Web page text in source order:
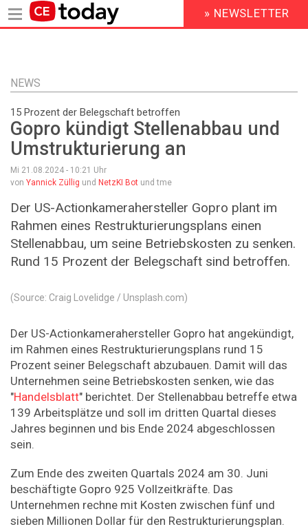
Inhalt
HEADER
MENU
» NEWSLETTER
NEWS
15 Prozent der Belegschaft betroffen
Gopro kündigt Stellenabbau und
Umstrukturierung an
Mi 21.08.2024 - 10:21 Uhr
von Yannick Züllig und NetzKI Bot und tme
Der US-Actionkamerahersteller Gopro plant im
Rahmen eines Restrukturierungsplans einen
Stellenabbau, um seine Betriebskosten zu senken.
Rund 15 Prozent der Belegschaft sind betroffen.
(Source: Craig Lovelidge / Unsplash.com)
Der US-Actionkamerahersteller Gopro hat angekündigt,
im Rahmen eines Restrukturierungsplans rund 15
Prozent seiner Belegschaft abzubauen. Damit will das
Unternehmen seine Betriebskosten senken, wie das
"Handelsblatt" berichtet. Der Stellenabbau betreffe etwa
139 Arbeitsplätze und soll im dritten Quartal dieses
Jahres beginnen und bis Ende 2024 abgeschlossen
sein.
Zum Ende des zweiten Quartals 2024 am 30. Juni
beschäftigte Gopro 925 Vollzeitkräfte. Das
Unternehmen rechne mit Kosten zwischen fünf und
sieben Millionen Dollar für den Restrukturierungsplan.